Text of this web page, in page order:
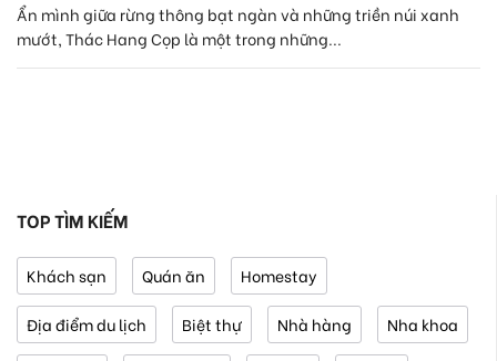
Ẩn mình giữa rừng thông bạt ngàn và những triền núi xanh
mướt, Thác Hang Cọp là một trong những...
TOP TÌM KIẾM
Khách sạn Quán ăn Homestay
Địa điểm du lịch Biệt thự Nhà hàng Nha khoa